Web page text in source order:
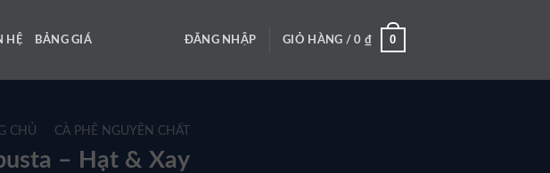
HỆ BẢNG GIÁ ĐĂNG NHẬP GIỎ HÀNG /0 ₫ 0
CHỦ CÀ PHÊ NGUYÊN CHẤT
– Hạt & Xay